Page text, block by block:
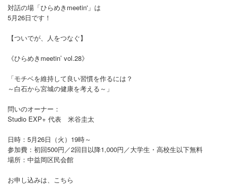
対話の場「ひらめきmeetin'」は
5月26日です！
【ついでが、人をつなぐ】
《ひらめきmeetin’ vol.28》
「モチベを維持して良い習慣を作るには？
～白石から宮城の健康を考える～」
問いのオーナー：
Studio EXP+ 代表 米谷圭太
日時：5月26日（火）19時～
参加費：初回500円／2回目以降1,000円／大学生・高校生以下無料
場所：中益岡区民会館
お申し込みは、こちら